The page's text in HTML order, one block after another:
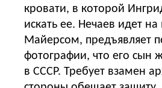
кровати, в которой
искать ее. Нечаев идет на
Майерсом, предъявляет
фотографии, что его сын
в СССР. Требует взамен